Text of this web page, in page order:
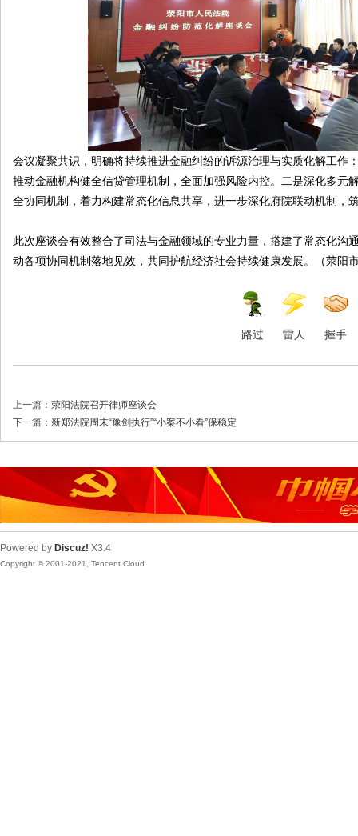
会议凝聚共识，明确将持续推进金融纠纷的诉源治理与实质化解工作
推动金融机构健全信贷管理机制，全面加强风险内控。二是深化多元
全协同机制，着力构建常态化信息共享，进一步深化府院联动机制，
此次座谈会有效整合了司法与金融领域的专业力量，搭建了常态化
动各项协同机制落地见效，共同护航经济社会持续健康发展。（荥
路过 雷人 握手
上一篇： 荥阳法院召开律师座谈会
下一篇： 新郑法院周末“豫剑执行”“小案不小看”保稳定
Powered by Discuz! X3.4
Copyright © 2001-2021, Tencent Cloud.